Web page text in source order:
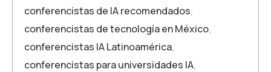
conferencistas de IA recomendados,
conferencistas de tecnología en México,
conferencistas IA Latinoamérica,
conferencistas para universidades IA,